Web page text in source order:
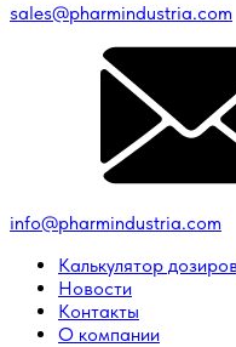
sales@pharmindustria.com
info@pharmindustria.com
Калькулятор
Новости
Контакты
О компании